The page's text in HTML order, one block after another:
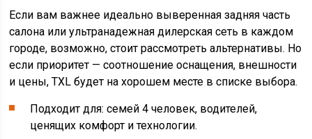
Если вам важнее идеально выверенная задняя часть
салона или ультранадежная дилерская сеть в каждом
городе, возможно, стоит рассмотреть альтернативы. Но
если приоритет — соотношение оснащения, внешности
и цены, TXL будет на хорошем месте в списке выбора.
Подходит для: семей 4 человек, водителей,
ценящих комфорт и технологии.